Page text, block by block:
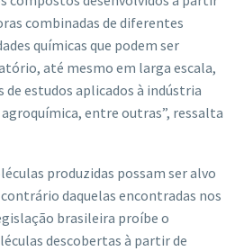
combinadas de diferentes
químicas que podem ser
até mesmo em larga escala,
de estudos aplicados à indústria
entre outras”, ressalta
produzidas possam ser alvo
daquelas encontradas nos
brasileira proíbe o
descobertas à partir de